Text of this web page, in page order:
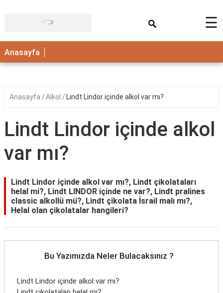
ANASAYFA
☰
Anasayfa
Anasayfa Alkol Lindt Lindor içinde alkol var mı?
Lindt Lindor içinde alkol
var mı?
Lindt Lindor içinde alkol var mı?, Lindt çikolataları
helal mi?, Lindt LINDOR içinde ne var?, Lindt pralines
classic alkollü mü?, Lindt çikolata İsrail malı mı?,
Helal olan çikolatalar hangileri?
Bu Yazımızda Neler Bulacaksınız ?
Lindt Lindor içinde alkol var mı?